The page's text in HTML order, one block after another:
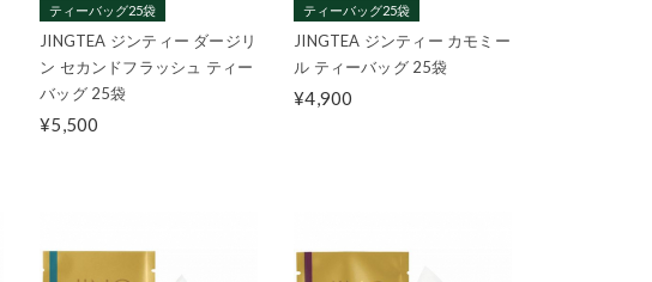
ティーバッグ25袋
JINGTEA ジンティー ダージリ
ン セカンドフラッシュ ティー
バッグ 25袋
¥5,500
ティーバッグ25袋
JINGTEA ジンティー カモミー
ル ティーバッグ 25袋
¥4,900